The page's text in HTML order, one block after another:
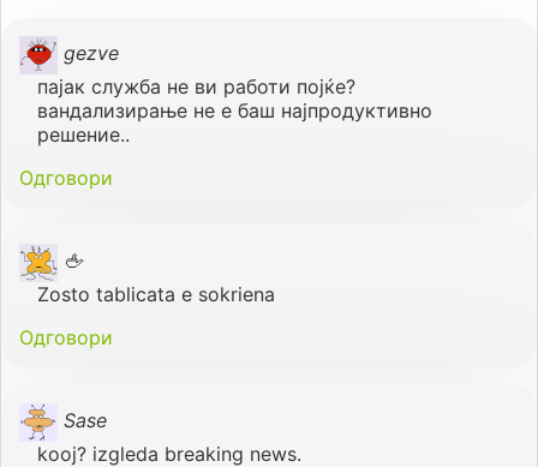
gezve
пајак служба не ви работи појќе?
вандализирање не е баш најпродуктивно
решение..
Одговори
🖕
Zosto tablicata e sokriena
Одговори
Sase
kooj? izgleda breaking news.